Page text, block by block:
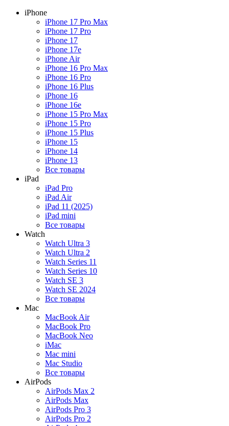
iPhone
iPhone 17 Pro Max
iPhone 17 Pro
iPhone 17
iPhone 17e
iPhone Air
iPhone 16 Pro Max
iPhone 16 Pro
iPhone 16 Plus
iPhone 16
iPhone 16e
iPhone 15 Pro Max
iPhone 15 Pro
iPhone 15 Plus
iPhone 15
iPhone 14
iPhone 13
Все товары
iPad
iPad Pro
iPad Air
iPad 11 (2025)
iPad mini
Все товары
Watch
Watch Ultra 3
Watch Ultra 2
Watch Series 11
Watch Series 10
Watch SE 3
Watch SE 2024
Все товары
Mac
MacBook Air
MacBook Pro
MacBook Neo
iMac
Mac mini
Mac Studio
Все товары
AirPods
AirPods Max 2
AirPods Max
AirPods Pro 3
AirPods Pro 2